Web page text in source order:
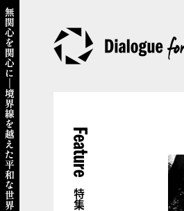
Feature
特集